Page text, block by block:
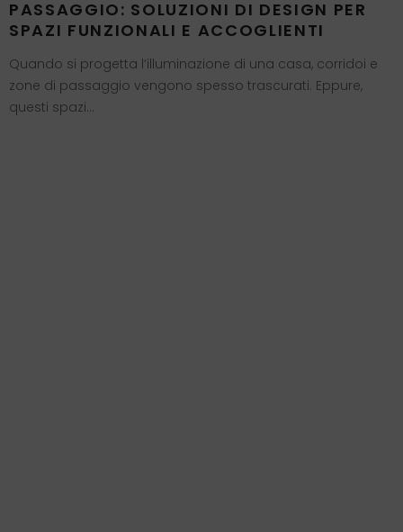
PASSAGGIO: SOLUZIONI DI DESIGN PER
SPAZI FUNZIONALI E ACCOGLIENTI
Quando si progetta l’illuminazione di una casa, corridoi e
zone di passaggio vengono spesso trascurati. Eppure,
questi spazi…